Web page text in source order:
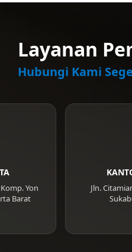
Layanan
Hubungi Kami
Yon
Barat
Jln.